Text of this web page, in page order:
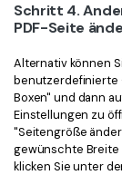
Schritt 4.
PDF-Seite
Alternativ können
benutzerdefinierte
Boxen" und dann
Einstellungen zu
"Seitengröße
gewünschte Breite
klicken Sie unter